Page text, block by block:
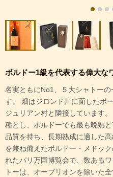
ボルドー1級を代表する偉大な
名実ともにNo1、５大シャトー
す。 畑はジロンド川に面したポ
ジュリアン村と隣接しています
種とし、ボルドーでも最も晩熟
品質を持ち、長期熟成に適した
を兼ね備えたボルドー・メドッ
れたパリ万国博覧会で、数ある
トーは、オーブリオンを除いた